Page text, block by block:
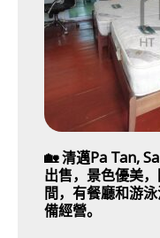
🏡 清邁Pa Tan,
出售，景色優美
間，有餐廳和游
備經營。